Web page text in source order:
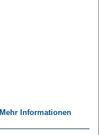
Mehr Informationen